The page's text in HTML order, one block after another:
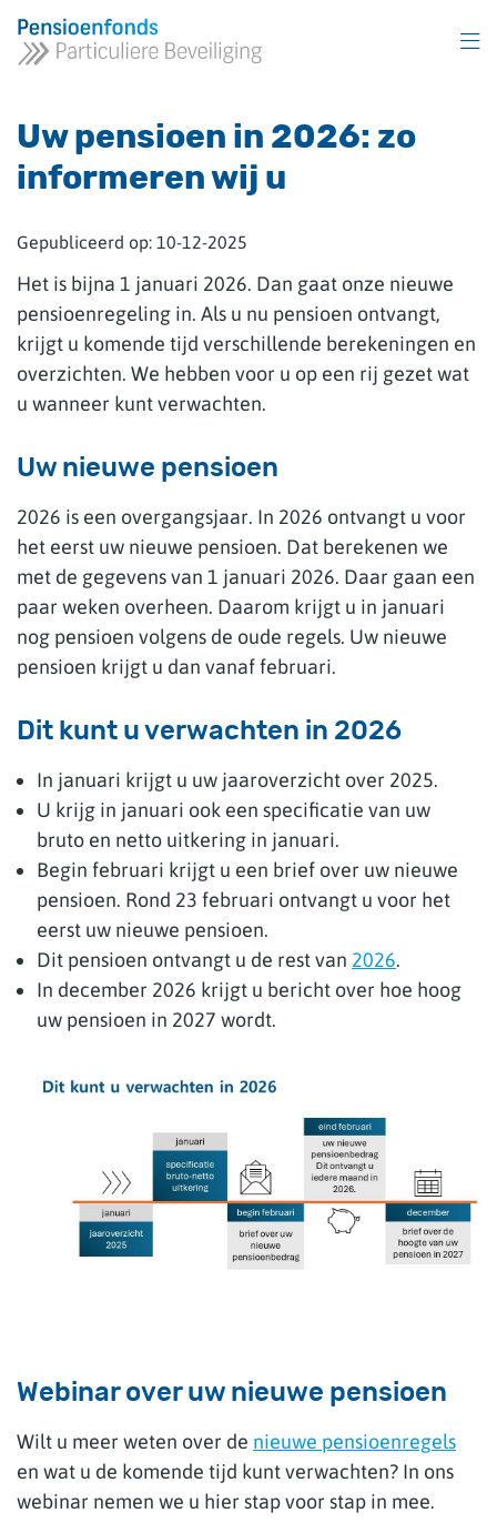
en
naar
inhoud
Uw pensioen in 2026: zo
informeren wij u
Gepubliceerd op: 10-12-2025
Het is bijna 1 januari 2026. Dan gaat onze nieuwe
pensioenregeling in. Als u nu pensioen ontvangt,
krijgt u komende tijd verschillende berekeningen en
overzichten. We hebben voor u op een rij gezet wat
u wanneer kunt verwachten.
Uw nieuwe pensioen
2026 is een overgangsjaar. In 2026 ontvangt u voor
het eerst uw nieuwe pensioen. Dat berekenen we
met de gegevens van 1 januari 2026. Daar gaan een
paar weken overheen. Daarom krijgt u in januari
nog pensioen volgens de oude regels. Uw nieuwe
pensioen krijgt u dan vanaf februari.
Dit kunt u verwachten in 2026
In januari krijgt u uw jaaroverzicht over 2025.
U krijg in januari ook een specificatie van uw
bruto en netto uitkering in januari.
Begin februari krijgt u een brief over uw nieuwe
pensioen. Rond 23 februari ontvangt u voor het
eerst uw nieuwe pensioen.
Dit pensioen ontvangt u de rest van 2026.
In december 2026 krijgt u bericht over hoe hoog
uw pensioen in 2027 wordt.
Webinar over uw nieuwe pensioen
Wilt u meer weten over de nieuwe pensioenregels
en wat u de komende tijd kunt verwachten? In ons
webinar nemen we u hier stap voor stap in mee.